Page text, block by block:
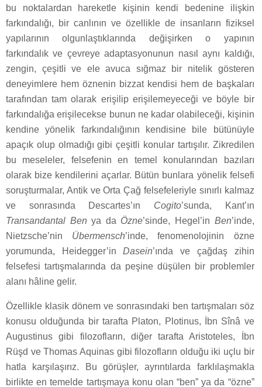
bu noktalardan hareketle kişinin kendi bedenine ilişkin
farkındalığı, bir canlının ve özellikle de insanların fiziksel
yapılarının olgunlaştıklarında değişirken o yapının
farkındalık ve çevreye adaptasyonunun nasıl aynı kaldığı,
zengin, çeşitli ve ele avuca sığmaz bir nitelik gösteren
deneyimlere hem öznenin bizzat kendisi hem de başkaları
tarafından tam olarak erişilip erişilemeyeceği ve böyle bir
farkındalığa erişilecekse bunun ne kadar olabileceği, kişinin
kendine yönelik farkındalığının kendisine bile bütünüyle
apaçık olup olmadığı gibi çeşitli konular tartışılır. Zikredilen
bu meseleler, felsefenin en temel konularından bazıları
olarak bize kendilerini açarlar. Bütün bunlara yönelik felsefi
soruşturmalar, Antik ve Orta Çağ felsefeleriyle sınırlı kalmaz
ve sonrasında Descartes’ın Cogito’sunda, Kant’ın
Transandantal Benya da Özne’sinde, Hegel’in Ben’inde,
Nietzsche’nin Übermensch’inde, fenomenolojinin özne
yorumunda, Heidegger’inDasein’ında ve çağdaş zihin
felsefesi tartışmalarında da peşine düşülen bir problemler
alanı hâline gelir.
Özellikle klasik dönem ve sonrasındaki ben tartışmaları söz
konusu olduğunda bir tarafta Platon, Plotinus, İbn Sînâ ve
Augustinus gibi filozofların, diğer tarafta Aristoteles, İbn
Rüşd ve Thomas Aquinas gibi filozofların olduğu iki uçlu bir
hatla karşılaşırız. Bu görüşler, ayrıntılarda farklılaşmakla
birlikte en temelde tartışmaya konu olan “ben” ya da “özne”